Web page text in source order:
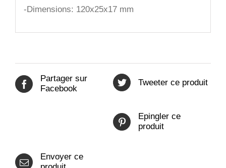
-Dimensions: 120x25x17 mm
Partager sur
Facebook
Tweeter ce produit
Epingler ce
produit
Envoyer ce